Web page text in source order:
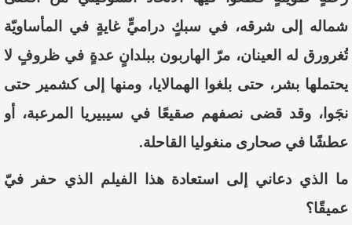
شماله إلى شرقه، في سبكٍ دراميٍّ غايةٍ في المأساويّة
تُغرورق له العينان، مرّ الهاربون ببلدانٍ عدةٍ في ظروفٍ لا
يحتملها بشر، حتى بلغوا الهمالايا، ومنها إلى كشمير حتى
نجَوا، وقد قضى نصفهم صقيعًا في سيبيريا المرعبة، أو
عطشًا في صحارى منغوليا القاحلة.
ما الذي دعاني إلى استعادة هذا الفيلم الذي حفر فيّ
عميقًا؟